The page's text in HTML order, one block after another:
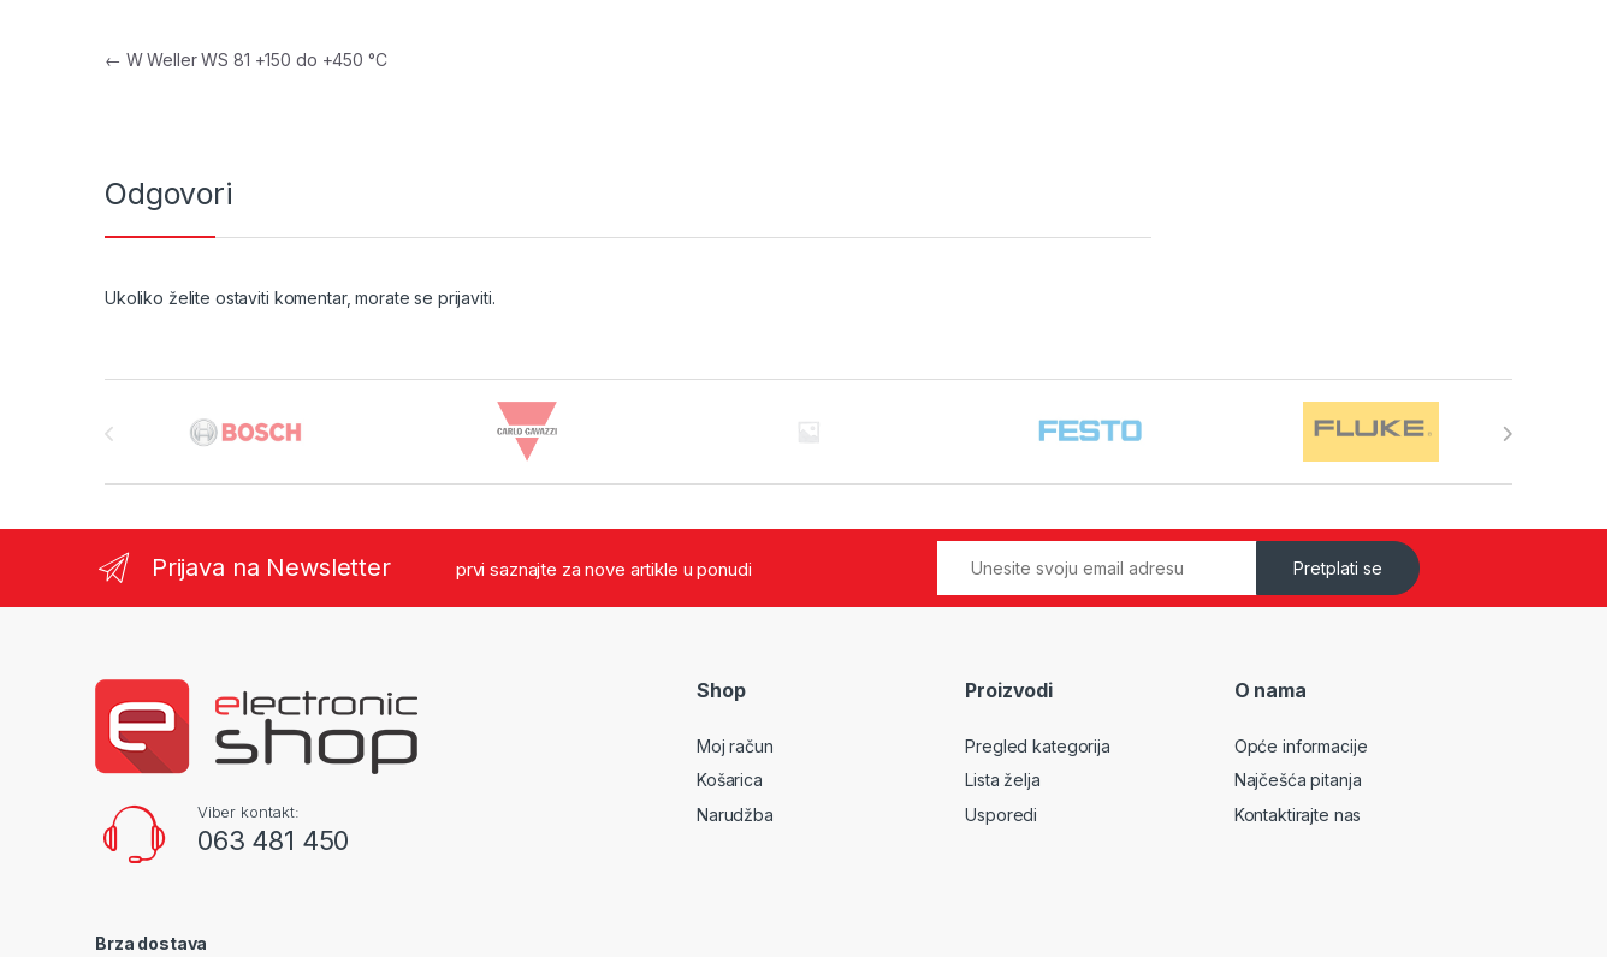
Navigacija objava
← W Weller WS 81 +150 do +450 °C
Odgovori
Ukoliko želite ostaviti komentar, morate se prijaviti.
Prijava na Newsletter prvi saznajte za nove artikle u ponudi Pretplati se
Viber kontakt:
063 481 450
Brza dostava
Shop
Moj račun
Košarica
Narudžba
Proizvodi
Pregled kategorija
Lista želja
Usporedi
O nama
Opće informacije
Najčešća pitanja
Kontaktirajte nas